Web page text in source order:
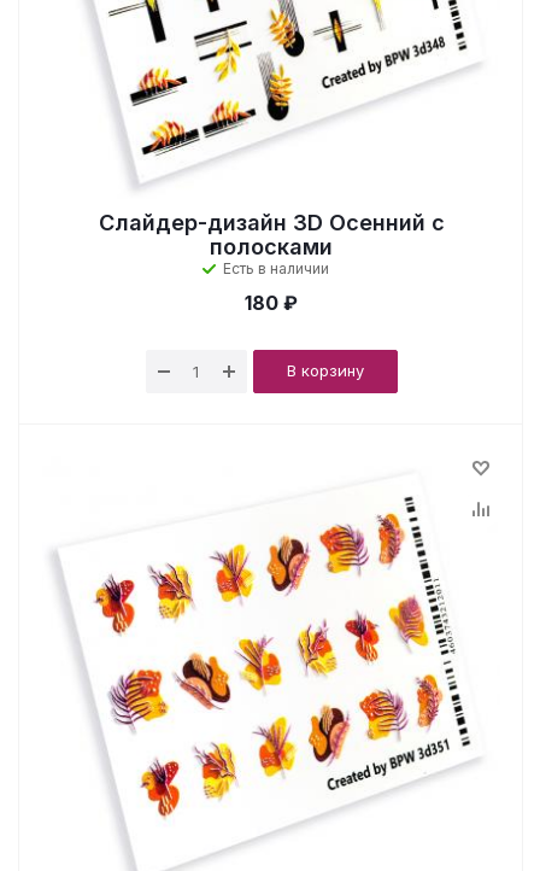
Слайдер-дизайн 3D Осенний с
полосками
Есть в наличии
180 ₽
В корзину